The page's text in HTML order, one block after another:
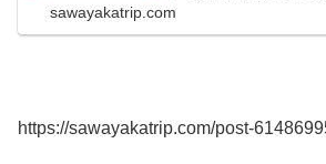
の現代的な機能を搭載してい
sawayakatrip.com
https://sawayakatrip.com/post-